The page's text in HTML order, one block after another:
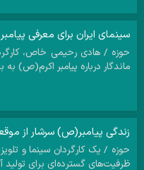
سینمای ایران برای معرفی
حوزه / هادی رحیمی خاص،
ماندگار درباره پیامبر اکرم(ص) به
زندگی پیامبر(ص) سرشار از
حوزه / یک کارگردان سینما و
ظرفیت‌های گسترده‌ای برای تولید